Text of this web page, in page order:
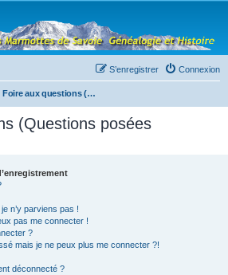
Connexion
S’enregistrer
Foire aux questions (Questions posées fréquemment)
(Questions posées
n’y parviens pas !
pas me connecter !
?
mais je ne peux plus me connecter ?!
déconnecté ?